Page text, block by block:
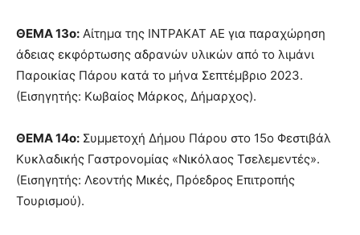
ΘΕΜΑ 13ο: Αίτημα της ΙΝΤΡΑΚΑΤ ΑΕ για παραχώρηση
άδειας εκφόρτωσης αδρανών υλικών από το λιμάνι
Παροικίας Πάρου κατά το μήνα Σεπτέμβριο 2023.
(Εισηγητής: Κωβαίος Μάρκος, Δήμαρχος).
ΘΕΜΑ 14ο: Συμμετοχή Δήμου Πάρου στο 15ο Φεστιβάλ
Κυκλαδικής Γαστρονομίας «Νικόλαος Τσελεμεντές».
(Εισηγητής: Λεοντής Μικές, Πρόεδρος Επιτροπής
Τουρισμού).